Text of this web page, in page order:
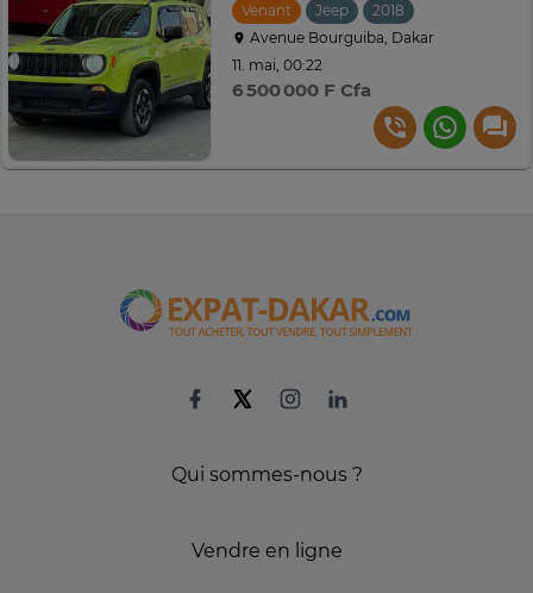
Venant Jeep 2018
Avenue Bourguiba, Dakar
11. mai, 00:22
6 500 000 F Cfa
Qui sommes-nous ?
Vendre en ligne